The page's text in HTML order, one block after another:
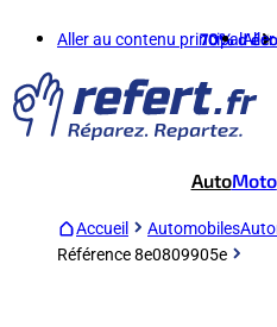
Aller au contenu principal
70%
AutoMoto
Accueil Automobiles
Référence 8e0809905e